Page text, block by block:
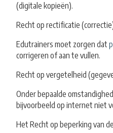
(digitale kopieën).
Recht op rectificatie
Edutrainers moet zorgen dat
corrigeren of aan te vullen.
Recht op vergetelheid
Onder bepaalde
bijvoorbeeld op internet niet
Het Recht op beperking van